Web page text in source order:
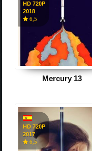
HD 720P
2018
6,5
Mercury 13
HD 720P
2017
6,5